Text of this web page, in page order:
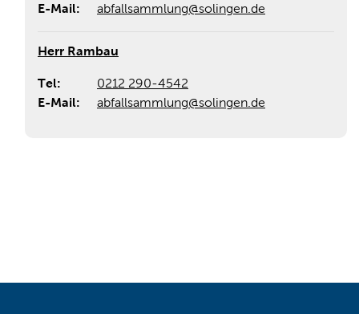
E-Mail:
abfallsammlung@solingen.de
Herr Rambau
Tel:
0212 290-4542
E-Mail:
abfallsammlung@solingen.de